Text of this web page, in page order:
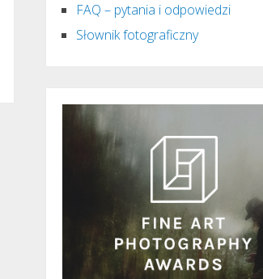
FAQ – pytania i odpowiedzi
Słownik fotograficzny